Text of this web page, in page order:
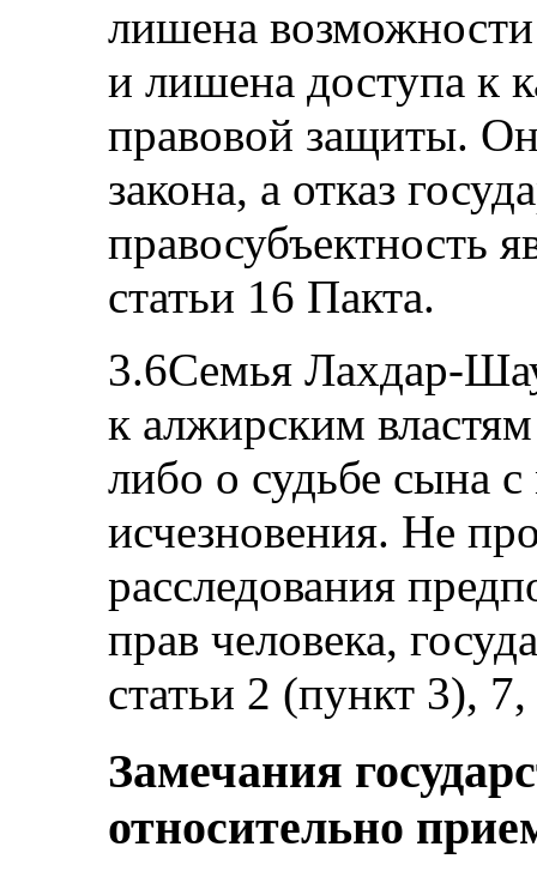
лишена возможности
и лишена доступа к
правовой защиты.
закона, а отказ
правосубъектность
статьи 16 Пакта.
3.6Семья Лахдар-
к алжирским
либо о судьбе сына
исчезновения. Не
расследования
прав человека,
статьи 2 (пункт 3),
Замечания
относительно